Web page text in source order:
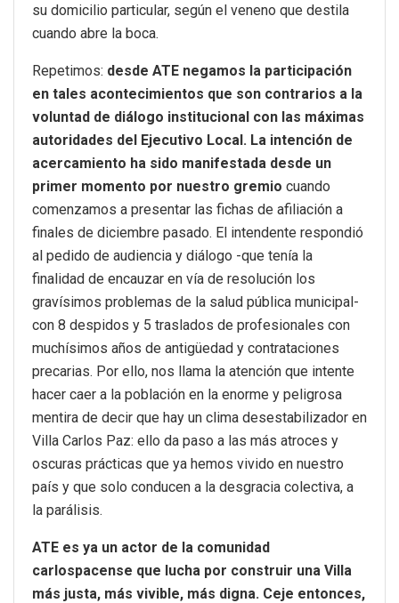
su domicilio particular, según el veneno que destila
cuando abre la boca.
Repetimos: desde ATE negamos la participación
en tales acontecimientos que son contrarios a la
voluntad de diálogo institucional con las máximas
autoridades del Ejecutivo Local. La intención de
acercamiento ha sido manifestada desde un
primer momento por nuestro gremio cuando
comenzamos a presentar las fichas de afiliación a
finales de diciembre pasado. El intendente respondió
al pedido de audiencia y diálogo -que tenía la
finalidad de encauzar en vía de resolución los
gravísimos problemas de la salud pública municipal-
con 8 despidos y 5 traslados de profesionales con
muchísimos años de antigüedad y contrataciones
precarias. Por ello, nos llama la atención que intente
hacer caer a la población en la enorme y peligrosa
mentira de decir que hay un clima desestabilizador en
Villa Carlos Paz: ello da paso a las más atroces y
oscuras prácticas que ya hemos vivido en nuestro
país y que solo conducen a la desgracia colectiva, a
la parálisis.
ATE es ya un actor de la comunidad
carlospacense que lucha por construir una Villa
más justa, más vivible, más digna. Ceje entonces,